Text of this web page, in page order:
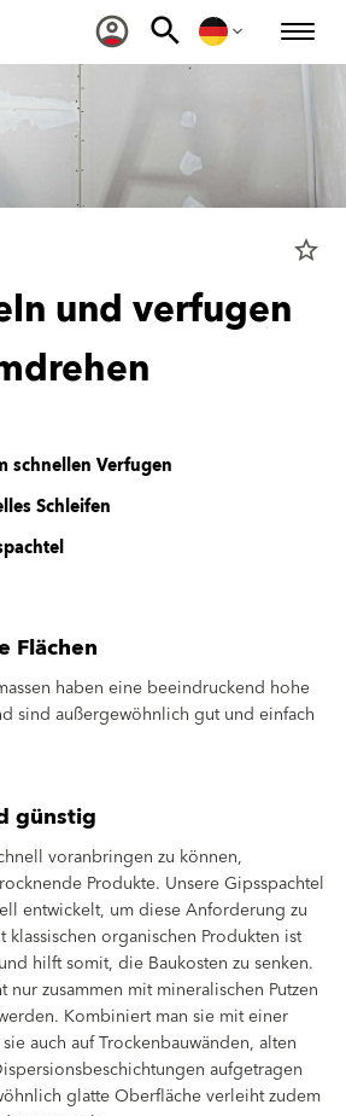
star_border
und verfugen
schnellen Verfugen
Schleifen
Flächen
haben eine beeindruckend hohe
sind außergewöhnlich gut und einfach
günstig
voranbringen zu können,
Produkte. Unsere Gipsspachtel
entwickelt, um diese Anforderung zu
organischen Produkten ist
hilft somit, die Baukosten zu senken.
nur zusammen mit mineralischen Putzen
Kombiniert man sie mit einer
auch auf Trockenbauwänden, alten
aufgetragen
glatte Oberﬂäche verleiht zudem